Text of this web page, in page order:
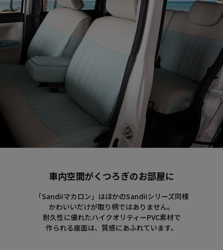
車内空間がくつろぎのお部屋に
「Sandiiマカロン」はほかのSandiiシリーズ同様
かわいいだけが取り柄ではありません。
耐久性に優れたハイクオリティーPVC素材で
作られる座面は、質感にあふれています。